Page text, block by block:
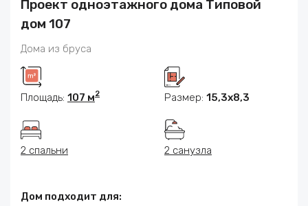
Проект одноэтажного дома Типовой
дом 107
Дома из бруса
Площадь: 107 м2 Размер: 15,3х8,3
2 спальни 2 санузла
Дом подходит для: